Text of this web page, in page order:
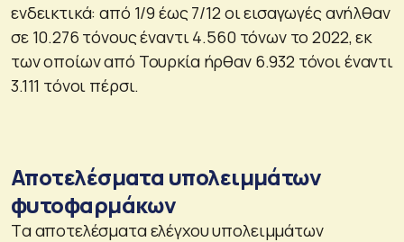
ενδεικτικά: από 1/9 έως 7/12 οι εισαγωγές ανήλθαν
σε 10.276 τόνους έναντι 4.560 τόνων το 2022, εκ
των οποίων από Τουρκία ήρθαν 6.932 τόνοι έναντι
3.111 τόνοι πέρσι.
Αποτελέσματα υπολειμμάτων
φυτοφαρμάκων
Tα αποτελέσματα ελέγχου υπολειμμάτων